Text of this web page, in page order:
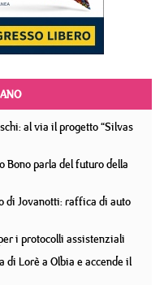
al via il progetto “Silvas
Bono parla del futuro della
di Jovanotti: raffica di auto
i protocolli assistenziali
di Lorè a Olbia e accende il